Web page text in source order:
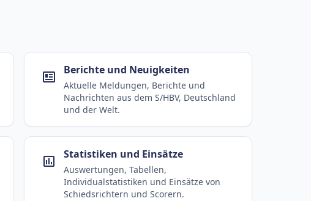
Berichte und Neuigkeiten
Aktuelle Meldungen, Berichte und
Nachrichten aus dem S/HBV, Deutschland
und der Welt.
Statistiken und Einsätze
Auswertungen, Tabellen,
Individualstatistiken und Einsätze von
Schiedsrichtern und Scorern.